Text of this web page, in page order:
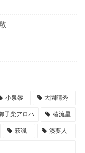
小泉黎 大園晴秀
子柴アロハ 椿流星
萩颯 湊要人